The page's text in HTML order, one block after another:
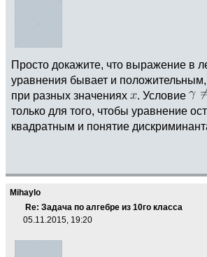
Просто докажите, что выражение в
уравнения бывает и
при разных значениях
. Условие
только для того, чтобы уравнение
квадратным и понятие
Mihaylo
Re: Задача по алгебре из 10го класса
05.11.2015, 19:20